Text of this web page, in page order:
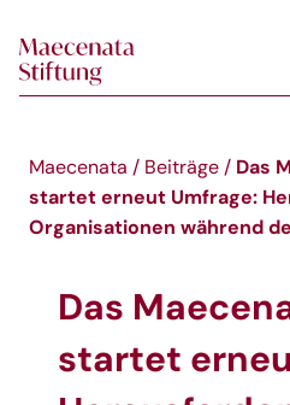
Maecenata / Beiträge / Das
startet erneut Umfrage:
Organisationen während
Das
startet